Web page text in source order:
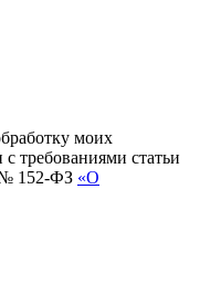
моих
требованиями статьи
№ 152-ФЗ «О